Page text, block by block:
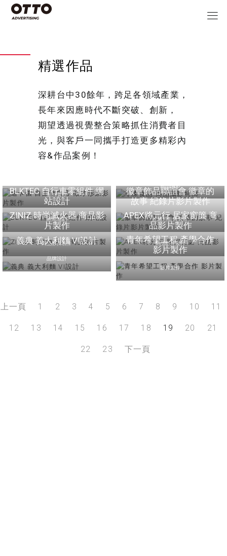
精選作品
深耕台中30餘年，跨足各領域產業，
長年來因應時代不斷突破、創新，
期望透過視覺整合策略抓住消費者目
光，與客戶一同攜手打造更多精彩內
容&作品案例！
影片製作
商品攝影
BLKTEC 自行車零組件 網
站設計
網站規劃
徽章飾品聯誼會 徽章的
故事 紀錄片影片製作
紀錄片影片製作
ZINIZ 時尚滅火器 商品影
片製作
商品影片製作
APEX將元行 居家窗簾 商
品影片製作
商品影片製作
義典 義大利麵 VI設計
品牌設計
青年希望工程 產學合作
影片製作
影片製作
上一頁 1 2 3 4 5 6 7 8 9 10 11
12 13 14 15 16 17 18 19 20 21
22 23 下一頁